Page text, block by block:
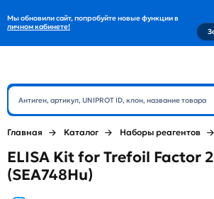
Мы обновили сайт, попробуйте новые функции в
личном кабинете!
Главная Каталог Наборы реагентов
ELISA Kit for Trefoil Factor 2
(SEA748Hu)